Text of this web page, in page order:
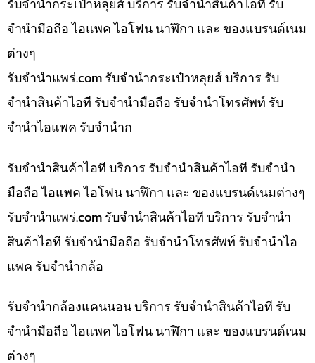
รับจำนำกระเป๋าหลุยส์ บริการ รับจำนำสินค้าไอที รับ
จำนำมือถือ ไอแพค ไอโฟน นาฬิกา และ ของแบรนด์เนม
ต่างๆ
รับจํานําแพร่.com รับจำนำกระเป๋าหลุยส์ บริการ รับ
จำนำสินค้าไอที รับจำนำมือถือ รับจำนำโทรศัพท์ รับ
จำนำไอแพค รับจำนำก
รับจำนำสินค้าไอที บริการ รับจำนำสินค้าไอที รับจำนำ
มือถือ ไอแพค ไอโฟน นาฬิกา และ ของแบรนด์เนมต่างๆ
รับจํานําแพร่.com รับจำนำสินค้าไอที บริการ รับจำนำ
สินค้าไอที รับจำนำมือถือ รับจำนำโทรศัพท์ รับจำนำไอ
แพค รับจำนำกล้อ
รับจำนำกล้องแคนนอน บริการ รับจำนำสินค้าไอที รับ
จำนำมือถือ ไอแพค ไอโฟน นาฬิกา และ ของแบรนด์เนม
ต่างๆ